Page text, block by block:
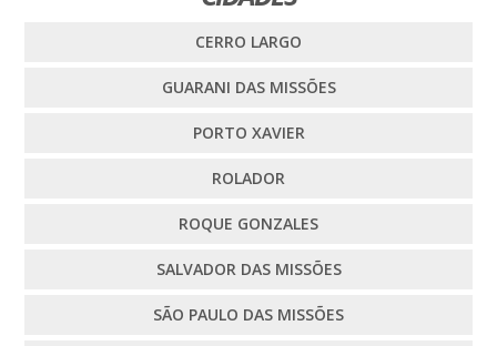
CERRO LARGO
GUARANI DAS MISSÕES
PORTO XAVIER
ROLADOR
ROQUE GONZALES
SALVADOR DAS MISSÕES
SÃO PAULO DAS MISSÕES